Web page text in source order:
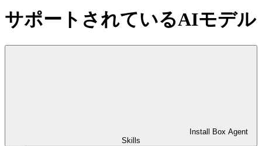
サポートされているAIモデル
Install Box Agent
Skills